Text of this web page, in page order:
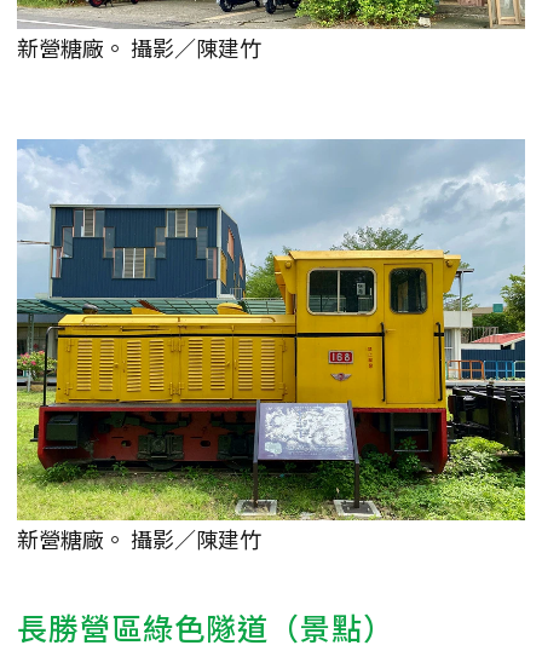
新營糖廠。 攝影／陳建竹
新營糖廠。 攝影／陳建竹
長勝營區綠色隧道（景點）